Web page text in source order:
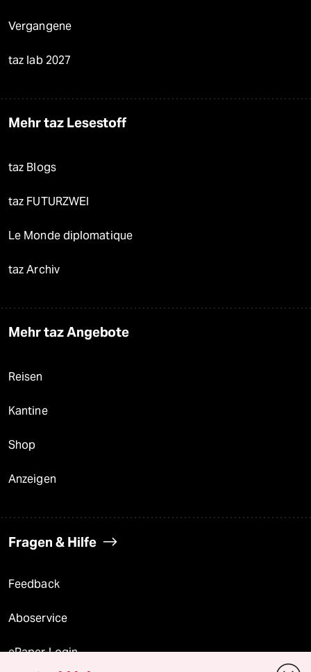
Vergangene
taz lab 2027
Mehr taz Lesestoff
taz Blogs
taz FUTURZWEI
Le Monde diplomatique
taz Archiv
Mehr taz Angebote
Reisen
Kantine
Shop
Anzeigen
Fragen & Hilfe
Feedback
Aboservice
ePaper Login